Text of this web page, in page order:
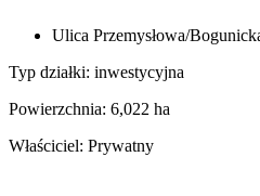
Ulica Przemysłowa/
Typ działki: inwestycyjna
Powierzchnia: 6,022 ha
Właściciel: Prywatny